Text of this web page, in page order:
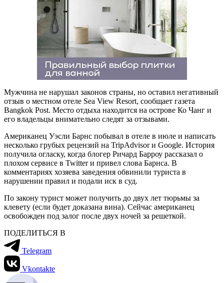
Мужчина не нарушал законов страны, но оставил негативный
отзыв о местном отеле Sea View Resort, сообщает газета
Bangkok Post. Место отдыха находится на острове Ко Чанг и
его владельцы внимательно следят за отзывами.
Американец Уэсли Барнс побывал в отеле в июле и написать
несколько грубых рецензий на TripAdvisor и Google. История
получила огласку, когда блогер Ричард Барроу рассказал о
плохом сервисе в Twitter и привел слова Барнса. В
комментариях хозяева заведения обвинили туриста в
нарушении правил и подали иск в суд.
По закону турист может получить до двух лет тюрьмы за
клевету (если будет доказана вина). Сейчас американец
освобожден под залог после двух ночей за решеткой.
ПОДЕЛИТЬСЯ В
Telegram
Vkontakte